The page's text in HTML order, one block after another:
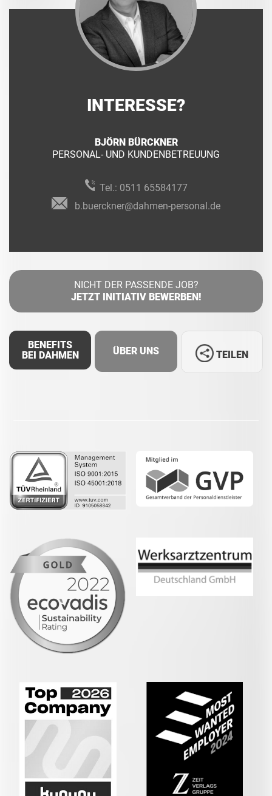
INTERESSE?
BJÖRN BÜRCKNER
PERSONAL- UND KUNDENBETREUUNG
Tel.: 0511 65584177
b.buerckner@dahmen-personal.de
NICHT DER PASSENDE JOB?
JETZT INITIATIV BEWERBEN!
BENEFITS
BEI DAHMEN
ÜBER UNS TEILEN